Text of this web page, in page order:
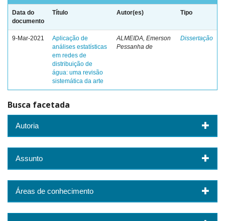
Data do
documento
Título Autor(es) Tipo
9-Mar-2021
Aplicação de
análises estatísticas
em redes de
distribuição de
água: uma revisão
sistemática da arte
ALMEIDA, Emerson
Pessanha de
Dissertação
Busca facetada
Autoria
Assunto
Áreas de conhecimento